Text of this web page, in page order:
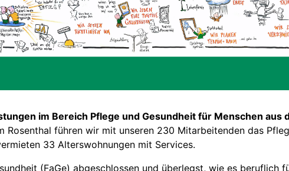
im Bereich Pflege und Gesundheit für Menschen aus
Rosenthal führen wir mit unseren 230 Mitarbeitenden das
33 Alterswohnungen mit Services.
(FaGe) abgeschlossen und überlegst, wie es beruflich